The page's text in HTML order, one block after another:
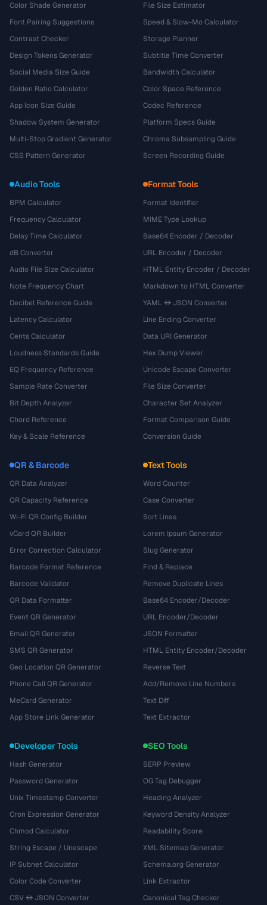
Color Shade Generator
Font Pairing Suggestions
Contrast Checker
Design Tokens Generator
Social Media Size Guide
Golden Ratio Calculator
App Icon Size Guide
Shadow System Generator
Multi-Stop Gradient Generator
CSS Pattern Generator
File Size Estimator
Speed & Slow-Mo Calculator
Storage Planner
Subtitle Time Converter
Bandwidth Calculator
Color Space Reference
Codec Reference
Platform Specs Guide
Chroma Subsampling Guide
Screen Recording Guide
Audio Tools
BPM Calculator
Frequency Calculator
Delay Time Calculator
dB Converter
Audio File Size Calculator
Note Frequency Chart
Decibel Reference Guide
Latency Calculator
Cents Calculator
Loudness Standards Guide
EQ Frequency Reference
Sample Rate Converter
Bit Depth Analyzer
Chord Reference
Key & Scale Reference
Format Tools
Format Identifier
MIME Type Lookup
Base64 Encoder / Decoder
URL Encoder / Decoder
HTML Entity Encoder / Decoder
Markdown to HTML Converter
YAML ↔ JSON Converter
Line Ending Converter
Data URI Generator
Hex Dump Viewer
Unicode Escape Converter
File Size Converter
Character Set Analyzer
Format Comparison Guide
Conversion Guide
QR & Barcode
QR Data Analyzer
QR Capacity Reference
Wi-Fi QR Config Builder
vCard QR Builder
Error Correction Calculator
Barcode Format Reference
Barcode Validator
QR Data Formatter
Event QR Generator
Email QR Generator
SMS QR Generator
Geo Location QR Generator
Phone Call QR Generator
MeCard Generator
App Store Link Generator
Text Tools
Word Counter
Case Converter
Sort Lines
Lorem Ipsum Generator
Slug Generator
Find & Replace
Remove Duplicate Lines
Base64 Encoder/Decoder
URL Encoder/Decoder
JSON Formatter
HTML Entity Encoder/Decoder
Reverse Text
Add/Remove Line Numbers
Text Diff
Text Extractor
Developer Tools
Hash Generator
Password Generator
Unix Timestamp Converter
Cron Expression Generator
Chmod Calculator
String Escape / Unescape
IP Subnet Calculator
Color Code Converter
CSV ↔ JSON Converter
SEO Tools
SERP Preview
OG Tag Debugger
Heading Analyzer
Keyword Density Analyzer
Readability Score
XML Sitemap Generator
Schema.org Generator
Link Extractor
Canonical Tag Checker